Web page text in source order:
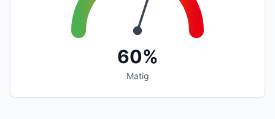
60%
Matig